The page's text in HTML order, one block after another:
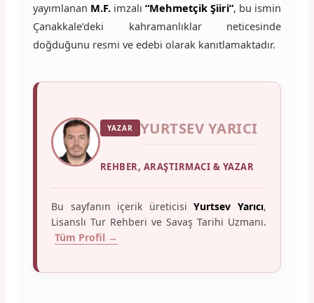
yayımlanan M.F.imzalı“Mehmetçik Şiiri”, bu ismin
Çanakkale’deki kahramanlıklar neticesinde
doğduğunu resmi ve edebi olarak kanıtlamaktadır.
YAZAR YURTSEV YARICI
REHBER, ARAŞTIRMACI & YAZAR
Bu sayfanın içerik üreticisiYurtsev Yarıcı,
Lisanslı Tur Rehberi ve Savaş Tarihi Uzmanı.
Tüm Profil →